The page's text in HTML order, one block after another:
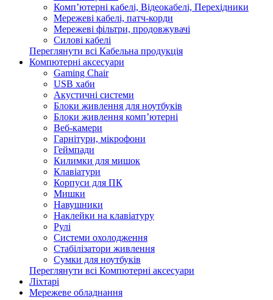
Комп’ютерні кабелі, Відеокабелі, Перехідники
Мережеві кабелі, патч-корди
Мережеві фільтри, продовжувачі
Силові кабелі
Переглянути всі Кабельна продукція
Компютерні аксесуари
Gaming Chair
USB хаби
Акустичні системи
Блоки живлення для ноутбуків
Блоки живлення комп’ютерні
Веб-камери
Гарнітури, мікрофони
Геймпади
Килимки для мишок
Клавіатури
Корпуси для ПК
Мишки
Навушники
Наклейки на клавіатуру
Рулі
Системи охолодження
Стабілізатори живлення
Сумки для ноутбуків
Переглянути всі Компютерні аксесуари
Ліхтарі
Мережеве обладнання